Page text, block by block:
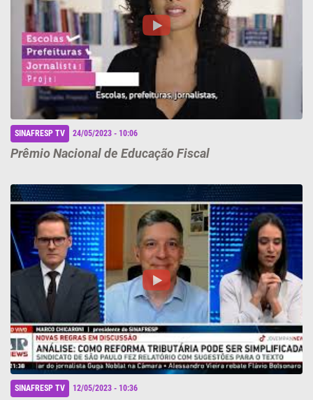
SINAFRESP TV 24/05/2023 - 10:06
Prêmio Nacional de Educação Fiscal
SINAFRESP TV 12/05/2023 - 10:36